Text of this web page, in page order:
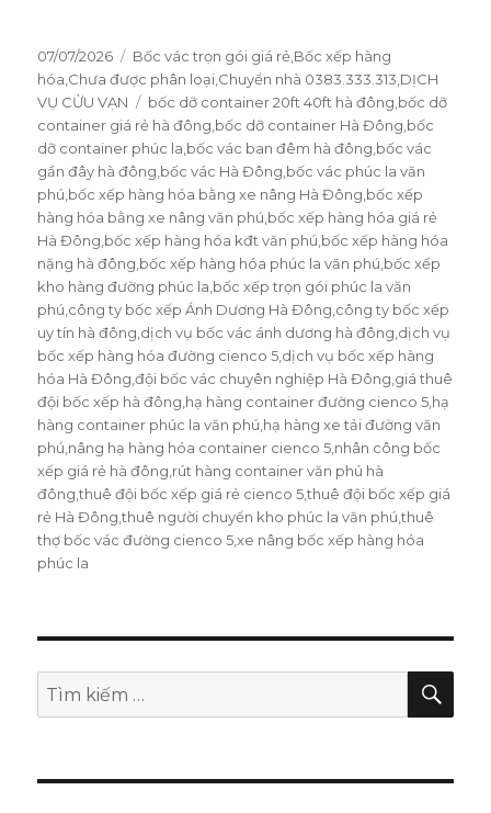
Đăng
vào
ngày
07/07/2026
Danh
mục
Bốc vác trọn gói giá rẻ Bốc xếp hàng
hóa Chưa được phân loại Chuyển nhà 0383.333.313 DỊCH
VỤ CỬU VẠN
Thẻ
bốc dỡ container 20ft 40ft hà đông bốc dỡ
container giá rẻ hà đông bốc dỡ container Hà Đông bốc
dỡ container phúc la bốc vác ban đêm hà đông bốc vác
gần đây hà đông bốc vác Hà Đông bốc vác phúc la văn
phú bốc xếp hàng hóa bằng xe nâng Hà Đông bốc xếp
hàng hóa bằng xe nâng văn phú bốc xếp hàng hóa giá rẻ
Hà Đông bốc xếp hàng hóa kđt văn phú bốc xếp hàng hóa
nặng hà đông bốc xếp hàng hóa phúc la văn phú bốc xếp
kho hàng đường phúc la bốc xếp trọn gói phúc la văn
phú công ty bốc xếp Ánh Dương Hà Đông công ty bốc xếp
uy tín hà đông dịch vụ bốc vác ánh dương hà đông dịch vụ
bốc xếp hàng hóa đường cienco 5 dịch vụ bốc xếp hàng
hóa Hà Đông ,đội bốc vác chuyên nghiệp Hà Đông giá thuê
đội bốc xếp hà đông hạ hàng container đường cienco 5 hạ
hàng container phúc la văn phú hạ hàng xe tải đường văn
phú nâng hạ hàng hóa container cienco 5 nhân công bốc
xếp giá rẻ hà đông rút hàng container văn phú hà
đông ,thuê đội bốc xếp giá rẻ cienco 5,thuê đội bốc xếp giá
rẻ Hà Đông ,thuê người chuyển kho phúc la văn phú ,thuê
thợ bốc vác đường cienco 5,xe nâng bốc xếp hàng hóa
phúc la
Tìm
kiếm:
TÌM